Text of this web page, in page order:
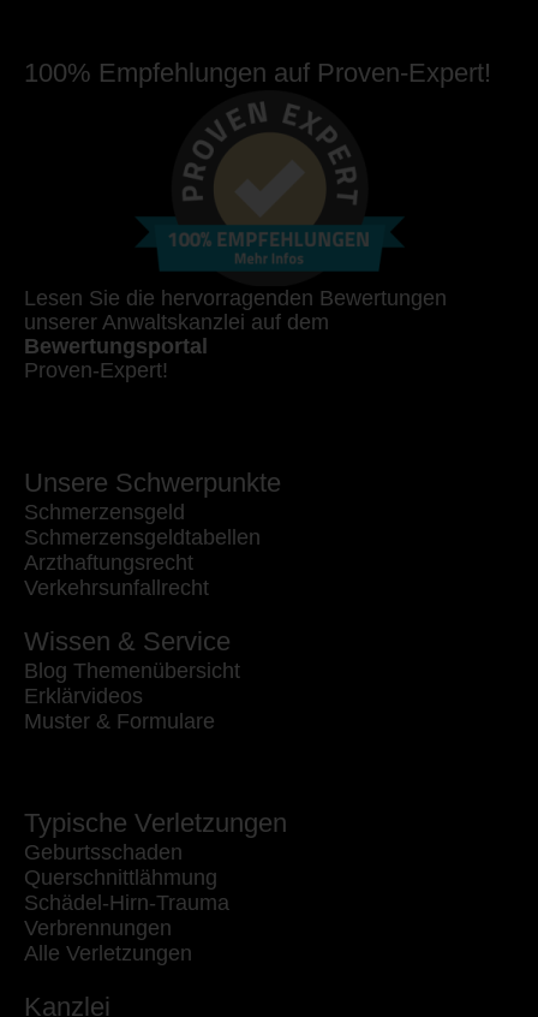
100% Empfehlungen auf Proven-Expert!
Lesen Sie die hervorragenden Bewertungen
unserer Anwaltskanzlei auf dem
Bewertungsportal
Proven-Expert!
Unsere Schwerpunkte
Schmerzensgeld
Schmerzensgeldtabellen
Arzthaftungsrecht
Verkehrsunfallrecht
Wissen & Service
Blog Themenübersicht
Erklärvideos
Muster & Formulare
Typische Verletzungen
Geburtsschaden
Querschnittlähmung
Schädel-Hirn-Trauma
Verbrennungen
Alle Verletzungen
Kanzlei